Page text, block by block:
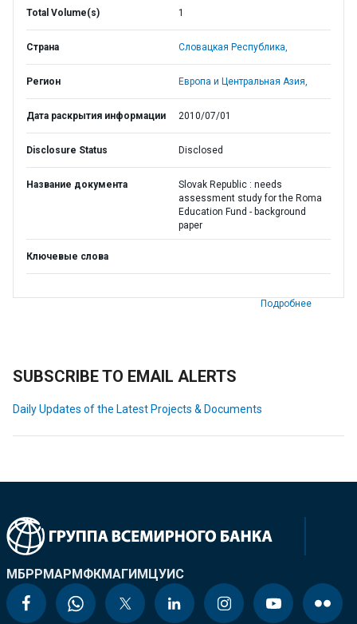
Total Volume(s) 1
Страна Словацкая Республика,
Регион Европа и Центральная Азия,
Дата раскрытия информации 2010/07/01
Disclosure Status Disclosed
Название документа
Slovak Republic : needs
assessment study for the Roma
Education Fund - background
paper
Ключевые слова
Подробнее
SUBSCRIBE TO EMAIL ALERTS
Daily Updates of the Latest Projects & Documents
МБРРМАРМФКМАГИМЦУИС